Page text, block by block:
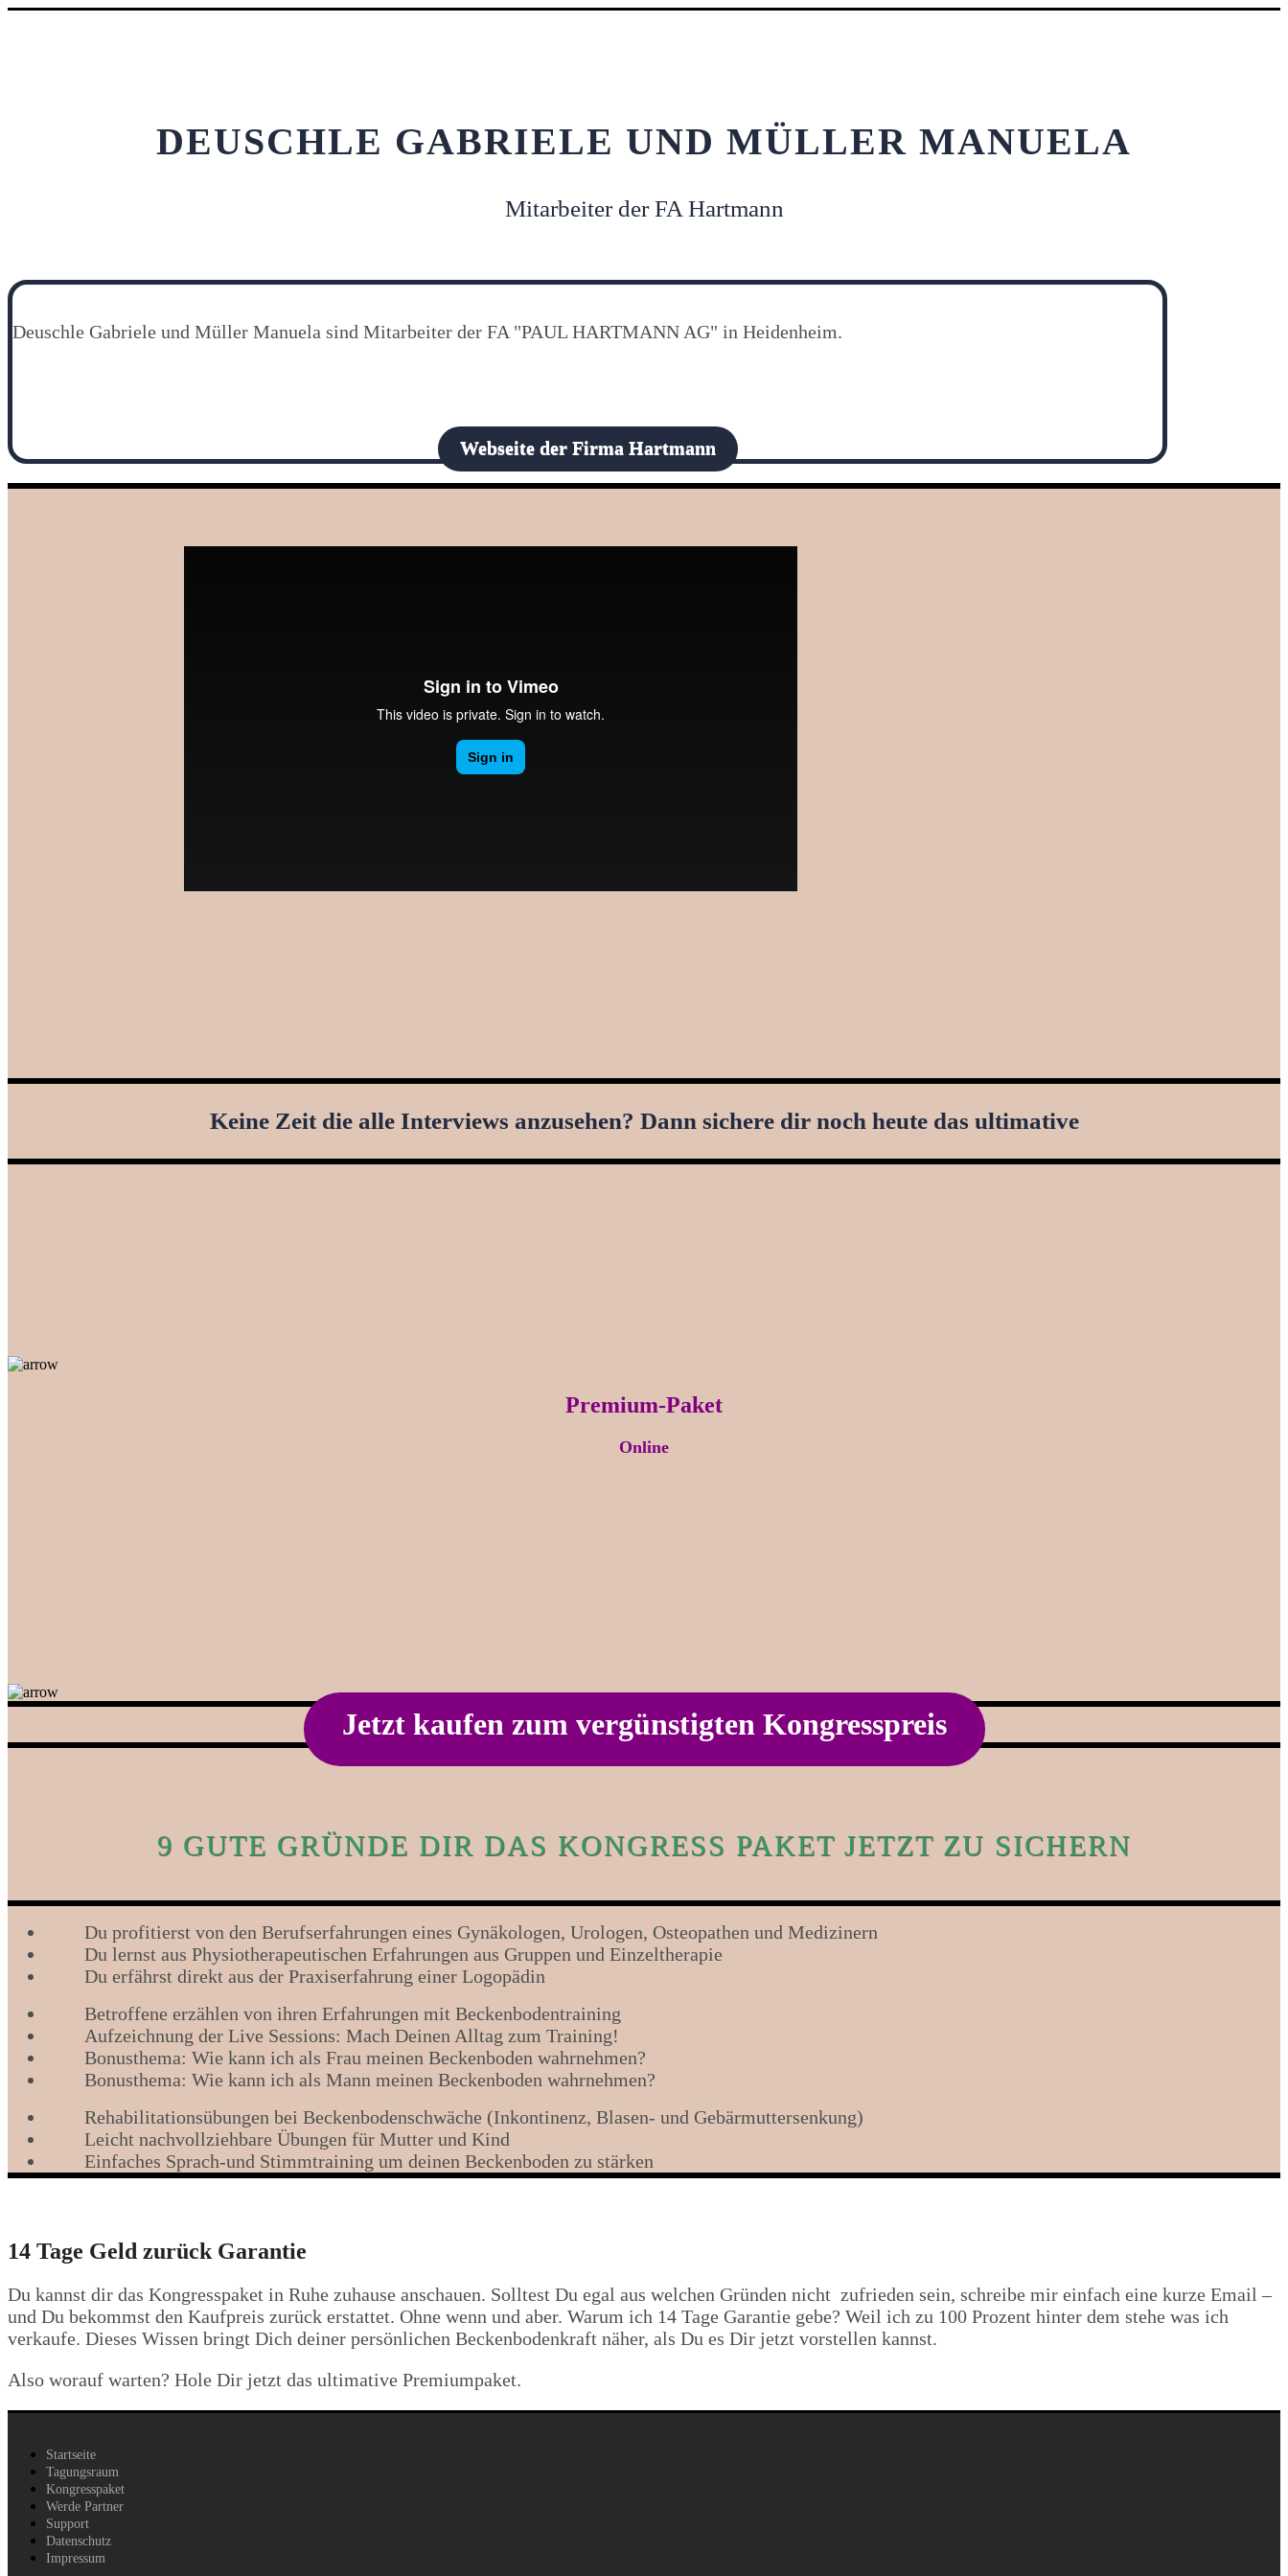
DEUSCHLE GABRIELE UND MÜLLER MANUELA
Mitarbeiter der FA Hartmann
Deuschle Gabriele und Müller Manuela sind Mitarbeiter der FA "PAUL HARTMANN AG" in Heidenheim.
Webseite der Firma Hartmann
Keine Zeit die alle Interviews anzusehen? Dann sichere dir noch heute das ultimative
Premium-Paket
Online
Jetzt kaufen zum vergünstigten Kongresspreis
9 GUTE GRÜNDE DIR DAS KONGRESS PAKET JETZT ZU SICHERN
Du profitierst von den Berufserfahrungen eines Gynäkologen, Urologen, Osteopathen und Medizinern
Du lernst aus Physiotherapeutischen Erfahrungen aus Gruppen und Einzeltherapie
Du erfährst direkt aus der Praxiserfahrung einer Logopädin
Betroffene erzählen von ihren Erfahrungen mit Beckenbodentraining
Aufzeichnung der Live Sessions: Mach Deinen Alltag zum Training!
Bonusthema: Wie kann ich als Frau meinen Beckenboden wahrnehmen?
Bonusthema: Wie kann ich als Mann meinen Beckenboden wahrnehmen?
Rehabilitationsübungen bei Beckenbodenschwäche (Inkontinenz, Blasen- und Gebärmuttersenkung)
Leicht nachvollziehbare Übungen für Mutter und Kind
Einfaches Sprach-und Stimmtraining um deinen Beckenboden zu stärken
14 Tage Geld zurück Garantie
Du kannst dir das Kongresspaket in Ruhe zuhause anschauen. Solltest Du egal aus welchen Gründen nicht zufrieden sein, schreibe mir einfach eine kurze Email –
und Du bekommst den Kaufpreis zurück erstattet. Ohne wenn und aber. Warum ich 14 Tage Garantie gebe? Weil ich zu 100 Prozent hinter dem stehe was ich
verkaufe. Dieses Wissen bringt Dich deiner persönlichen Beckenbodenkraft näher, als Du es Dir jetzt vorstellen kannst.
Also worauf warten? Hole Dir jetzt das ultimative Premiumpaket.
Startseite
Tagungsraum
Kongresspaket
Werde Partner
Support
Datenschutz
Impressum